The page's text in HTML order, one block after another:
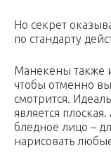
Но секрет
по стандарту
Манекены также
чтобы отменно
смотрится.
является
бледное лицо –
нарисовать